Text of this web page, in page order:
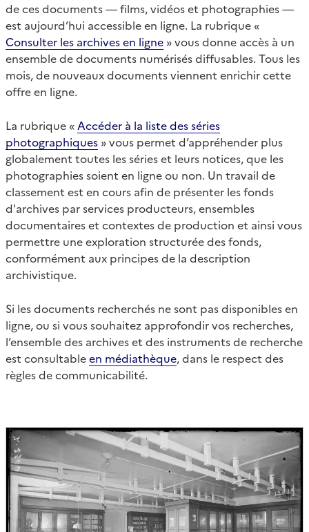
de ces documents — films, vidéos et photographies —
est aujourd’hui accessible en ligne. La rubrique «
Consulter les archives en ligne » vous donne accès à un
ensemble de documents numérisés diffusables. Tous les
mois, de nouveaux documents viennent enrichir cette
offre en ligne.
La rubrique « Accéder à la liste des séries
photographiques » vous permet d’appréhender plus
globalement toutes les séries et leurs notices, que les
photographies soient en ligne ou non. Un travail de
classement est en cours afin de présenter les fonds
d'archives par services producteurs, ensembles
documentaires et contextes de production et ainsi vous
permettre une exploration structurée des fonds,
conformément aux principes de la description
archivistique.
Si les documents recherchés ne sont pas disponibles en
ligne, ou si vous souhaitez approfondir vos recherches,
l’ensemble des archives et des instruments de recherche
est consultableen médiathèque, dans le respect des
règles de communicabilité.